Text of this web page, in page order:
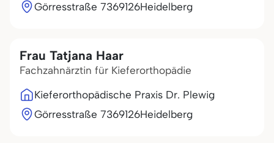
Görresstraße 7369126Heidelberg
Frau Tatjana Haar
Fachzahnärztin für Kieferorthopädie
Kieferorthopädische Praxis Dr. Plewig
Görresstraße 7369126Heidelberg